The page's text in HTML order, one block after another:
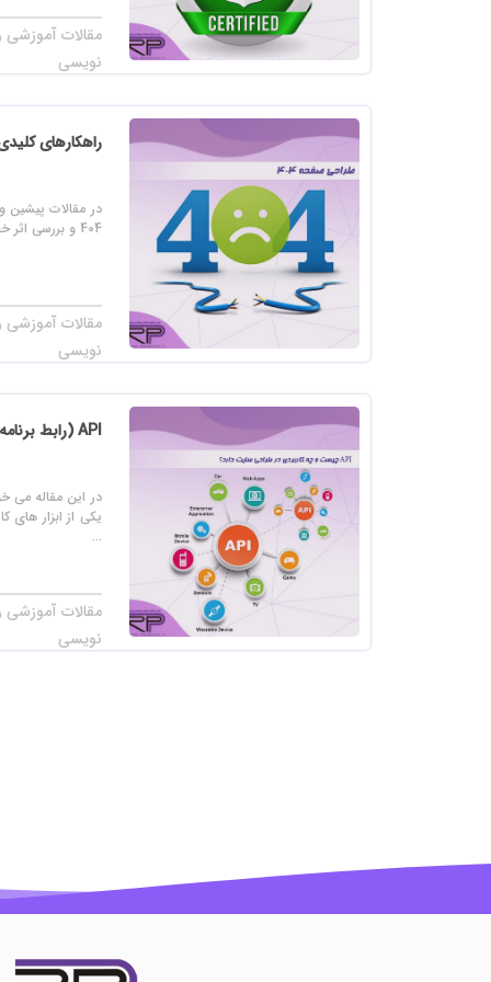
مقالات آموزشی
نویسی
راهکارهای کلیدی
در مقالات پیشین
404 و بررسی اثر خطای 404 روی سئو سایت ...
مقالات آموزشی
نویسی
API (رابط برنامه نویسی کاربردی) چیست ؟
در این مقاله می
...
مقالات آموزشی
نویسی